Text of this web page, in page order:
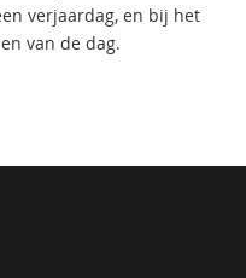
verjaardag, en bij het
van de dag.